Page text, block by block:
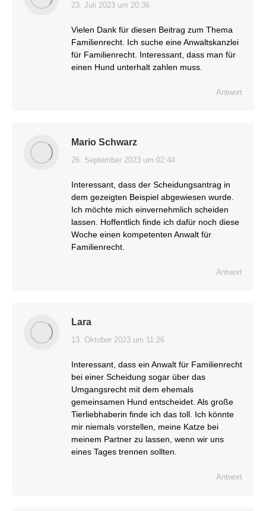
sagt:
23. Juli 2023 um 20:36
Vielen Dank für diesen Beitrag zum Thema
Familienrecht. Ich suche eine Anwaltskanzlei
für Familienrecht. Interessant, dass man für
einen Hund unterhalt zahlen muss.
Antwort
Mario Schwarz
sagt:
26. September 2023 um 02:44
Interessant, dass der Scheidungsantrag in
dem gezeigten Beispiel abgewiesen wurde.
Ich möchte mich einvernehmlich scheiden
lassen. Hoffentlich finde ich dafür noch diese
Woche einen kompetenten Anwalt für
Familienrecht.
Antwort
Lara
sagt:
13. Oktober 2023 um 11:26
Interessant, dass ein Anwalt für Familienrecht
bei einer Scheidung sogar über das
Umgangsrecht mit dem ehemals
gemeinsamen Hund entscheidet. Als große
Tierliebhaberin finde ich das toll. Ich könnte
mir niemals vorstellen, meine Katze bei
meinem Partner zu lassen, wenn wir uns
eines Tages trennen sollten.
Antwort